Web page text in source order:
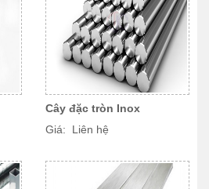
Cây đặc tròn Inox
Giá: Liên hệ